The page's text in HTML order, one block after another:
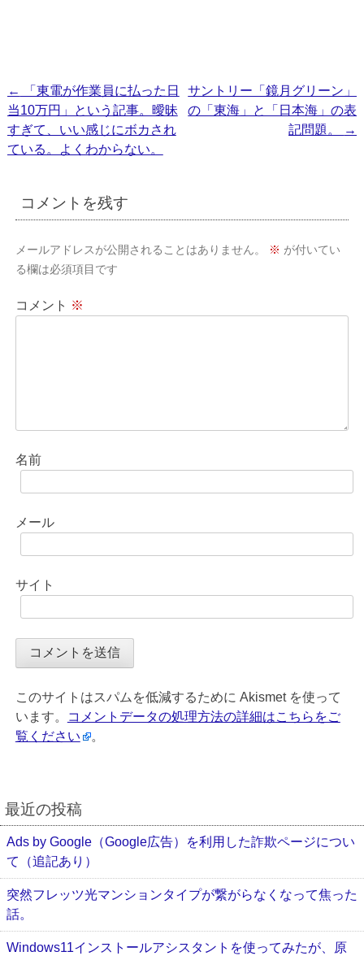
投
稿
ナ
ゲ
ー
シ
ョ
←
「東電が作業員に払った日
当10万円」という記事。曖昧
すぎて、いい感じにボカされ
ている。よくわからない。
サントリー「鏡月グリーン」
の「東海」と「日本海」の表
記問題。
→
コメントを残す
メールアドレスが公開されることはありません。 ※ が付いてい
る欄は必須項目です
コメント ※
名前
メール
サイト
このサイトはスパムを低減するために Akismet を使って
います。
コメントデータの処理方法の詳細はこちらをご
覧ください
。
最近の投稿
Ads by Google（Google広告）を利用した詐欺ページについ
て（追記あり）
突然フレッツ光マンションタイプが繋がらなくなって焦った
話。
Windows11インストールアシスタントを使ってみたが、原